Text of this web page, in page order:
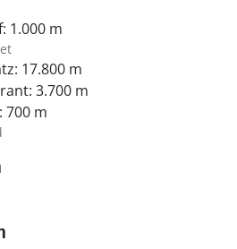
1.000 m
17.800 m
3.700 m
700 m